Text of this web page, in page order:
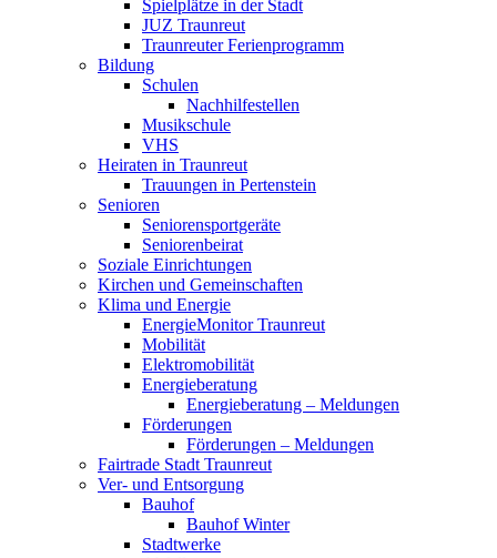
Spielplätze in der Stadt
JUZ Traunreut
Traunreuter Ferienprogramm
Bildung
Schulen
Nachhilfestellen
Musikschule
VHS
Heiraten in Traunreut
Trauungen in Pertenstein
Senioren
Seniorensportgeräte
Seniorenbeirat
Soziale Einrichtungen
Kirchen und Gemeinschaften
Klima und Energie
EnergieMonitor Traunreut
Mobilität
Elektromobilität
Energieberatung
Energieberatung – Meldungen
Förderungen
Förderungen – Meldungen
Fairtrade Stadt Traunreut
Ver- und Entsorgung
Bauhof
Bauhof Winter
Stadtwerke